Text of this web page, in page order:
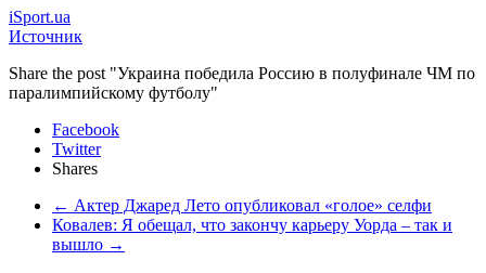
iSport.ua
Источник
Share the post "Украина победила Россию в полуфинале ЧМ по
паралимпийскому футболу"
Facebook
Twitter
Shares
← Актер Джаред Лето опубликовал «голое» селфи
Ковалев: Я обещал, что закончу карьеру Уорда – так и
вышло →